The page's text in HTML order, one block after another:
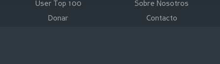
User Top 100
Donar
Sobre Nosotros
Contacto